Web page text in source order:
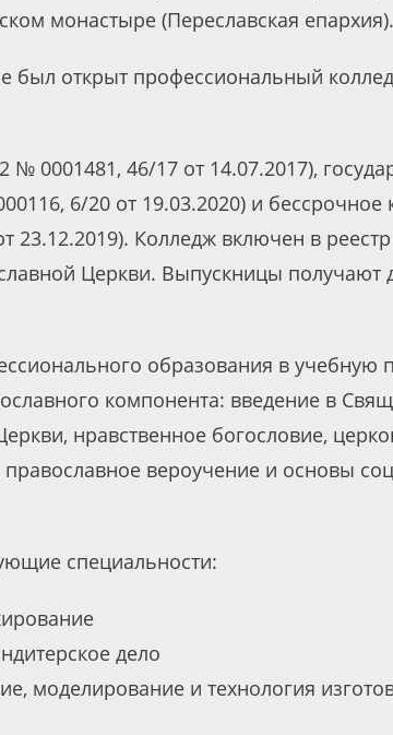
монастыре (Переславская епархия).
был открыт профессиональный
0001481, 46/17 от 14.07.2017),
6/20 от 19.03.2020) и
23.12.2019). Колледж включен в
Церкви. Выпускницы получают
образования в учебную
компонента: введение в
нравственное богословие,
вероучение и основы
специальности:
дело
моделирование и технология